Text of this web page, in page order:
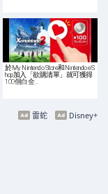
於My Nintendo Store和Nintendo eS
hop加入「欲購清單」就可獲得
100個白金…
Disney+
雷蛇